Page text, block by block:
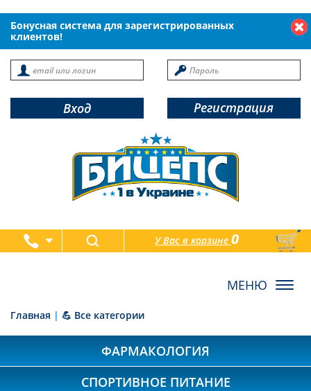
Бонусная система для зарегистрированных
клиентов!
Вход Регистрация
У Вас в корзине0
товаров
Главная | 💪 Все категории
ФАРМАКОЛОГИЯ
СПОРТИВНОЕ ПИТАНИЕ